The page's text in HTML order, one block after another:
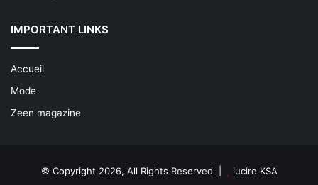
IMPORTANT LINKS
Accueil
Mode
Zeen magazine
© Copyright 2026, All Rights Reserved | lucire KSA